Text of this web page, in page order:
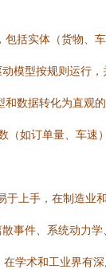
包括实体（货物、
动模型按规则运行，
和数据转化为直观
（如订单量、车速
于上手，在制造业
事件、系统动力
学术和工业界有深